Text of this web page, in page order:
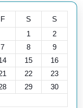
F S
S
1
2
7 8
9
15
16
22
23
29
30